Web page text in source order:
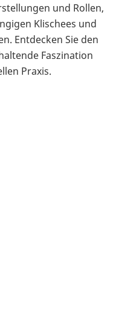
und Rollen,
Klischees und
Entdecken Sie den
Faszination
Praxis.